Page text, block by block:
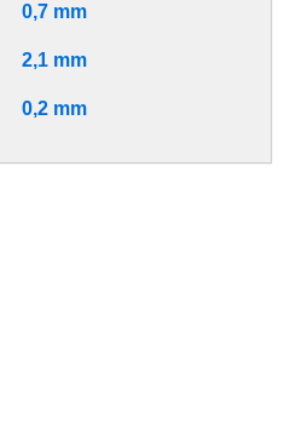
0,7 mm
2,1 mm
0,2 mm